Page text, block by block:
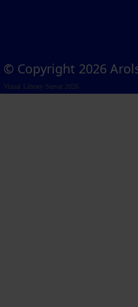
© Copyright 2026
Visual Library Server 2026